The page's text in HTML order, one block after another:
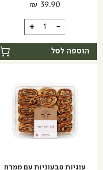
₪ 39.90
-
כמות
של
קרקר
סלק
-
העוגיות
של
אמירה
+
הוספה לסל
עוגיות טבעוניות עם ממרח